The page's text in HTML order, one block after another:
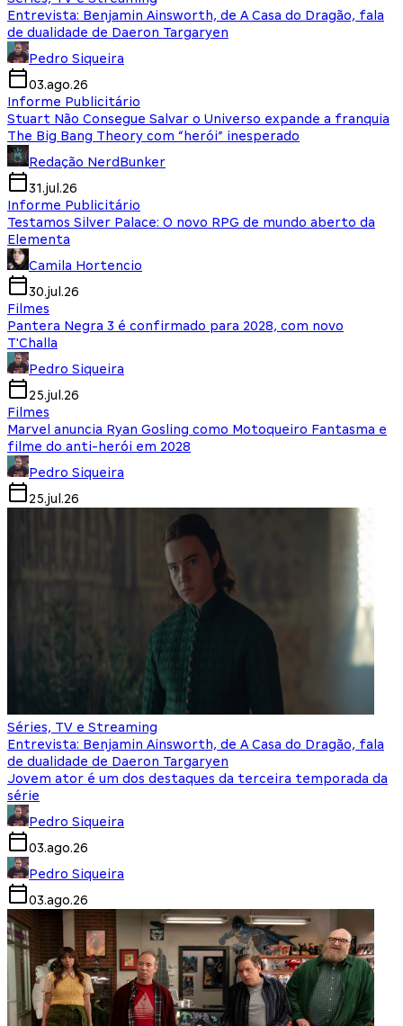
Entrevista: Benjamin Ainsworth, de A Casa do Dragão, fala
de dualidade de Daeron Targaryen
Pedro Siqueira
03.ago.26
Informe Publicitário
Stuart Não Consegue Salvar o Universo expande a franquia
The Big Bang Theory com “herói” inesperado
Redação NerdBunker
31.jul.26
Informe Publicitário
Testamos Silver Palace: O novo RPG de mundo aberto da
Elementa
Camila Hortencio
30.jul.26
Filmes
Pantera Negra 3 é confirmado para 2028, com novo
T'Challa
Pedro Siqueira
25.jul.26
Filmes
Marvel anuncia Ryan Gosling como Motoqueiro Fantasma e
filme do anti-herói em 2028
Pedro Siqueira
25.jul.26
Séries, TV e Streaming
Entrevista: Benjamin Ainsworth, de A Casa do Dragão, fala
de dualidade de Daeron Targaryen
Jovem ator é um dos destaques da terceira temporada da
série
Pedro Siqueira
03.ago.26
Pedro Siqueira
03.ago.26